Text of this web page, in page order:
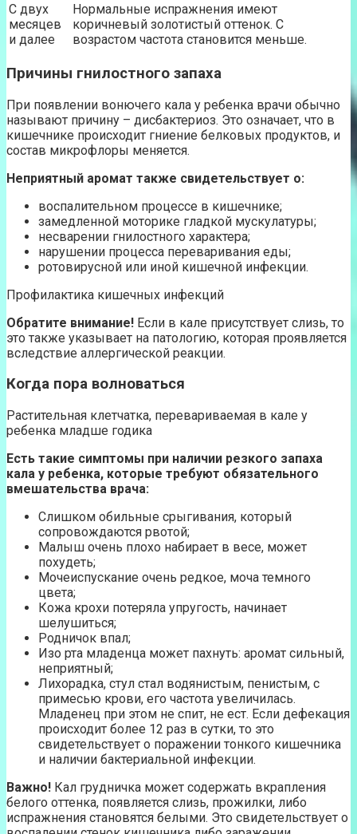
С двух
месяцев
и далее
Нормальные испражнения имеют
коричневый золотистый оттенок. С
возрастом частота становится меньше.
Причины гнилостного запаха
При появлении вонючего кала у ребенка врачи обычно
называют причину – дисбактериоз. Это означает, что в
кишечнике происходит гниение белковых продуктов, и
состав микрофлоры меняется.
Неприятный аромат также свидетельствует о:
воспалительном процессе в кишечнике;
замедленной моторике гладкой мускулатуры;
несварении гнилостного характера;
нарушении процесса переваривания еды;
ротовирусной или иной кишечной инфекции.
Профилактика кишечных инфекций
Обратите внимание! Если в кале присутствует слизь, то
это также указывает на патологию, которая проявляется
вследствие аллергической реакции.
Когда пора волноваться
Растительная клетчатка, перевариваемая в кале у
ребенка младше годика
Есть такие симптомы при наличии резкого запаха
кала у ребенка, которые требуют обязательного
вмешательства врача:
Слишком обильные срыгивания, который
сопровождаются рвотой;
Малыш очень плохо набирает в весе, может
похудеть;
Мочеиспускание очень редкое, моча темного
цвета;
Кожа крохи потеряла упругость, начинает
шелушиться;
Родничок впал;
Изо рта младенца может пахнуть: аромат сильный,
неприятный;
Лихорадка, стул стал водянистым, пенистым, с
примесью крови, его частота увеличилась.
Младенец при этом не спит, не ест. Если дефекация
происходит более 12 раз в сутки, то это
свидетельствует о поражении тонкого кишечника
и наличии бактериальной инфекции.
Важно! Кал грудничка может содержать вкрапления
белого оттенка, появляется слизь, прожилки, либо
испражнения становятся белыми. Это свидетельствует о